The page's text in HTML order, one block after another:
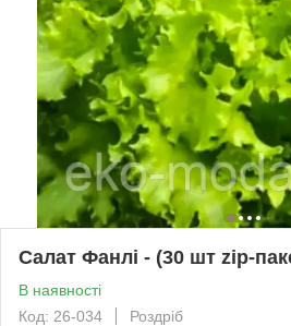
Салат Фанлі - (30 шт zip-
В наявності
Код: 26-034
Роздріб